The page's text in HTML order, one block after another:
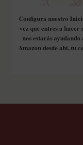
Configura nuestro
vez que entres a hacer
nos estarás
Amazon desde ahí, tu